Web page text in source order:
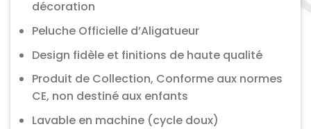
décoration
Peluche Officielle d’Aligatueur
Design fidèle et finitions de haute qualité
Produit de Collection, Conforme aux normes
CE, non destiné aux enfants
Lavable en machine (cycle doux)